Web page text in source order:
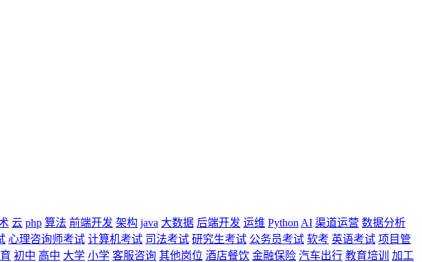
云 php 算法 前端开发 架构 java 大数据 后端开发 运维 Python AI 渠道运营 数据分析
心理咨询师考试 计算机考试 司法考试 研究生考试 公务员考试 软考 英语考试 项目管
初中 高中 大学 小学 客服咨询 其他岗位 酒店餐饮 金融保险 汽车出行 教育培训
加工